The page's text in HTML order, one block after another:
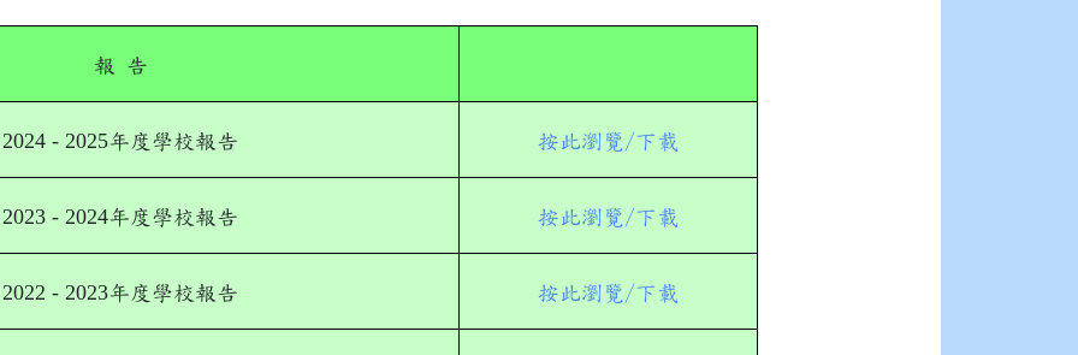
報 告
2024 - 2025年度學校報告 按此瀏覽/下載
2023 - 2024年度學校報告 按此瀏覽/下載
2022 - 2023年度學校報告 按此瀏覽/下載